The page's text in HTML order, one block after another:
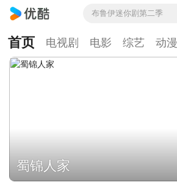
布鲁伊迷你剧第二季
首页 电视剧 电影 综艺 动漫
蜀锦人家